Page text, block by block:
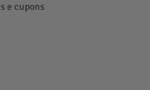
e cupons